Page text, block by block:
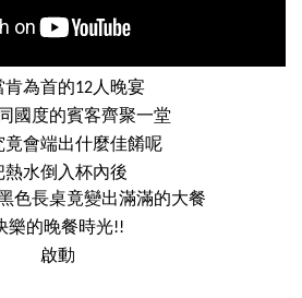
肯為首的12人晚宴
國度的賓客齊聚一堂
竟會端出什麼佳餚呢
熱水倒入杯內後
色長桌竟變出滿滿的大餐
樂的晚餐時光!!
啟動